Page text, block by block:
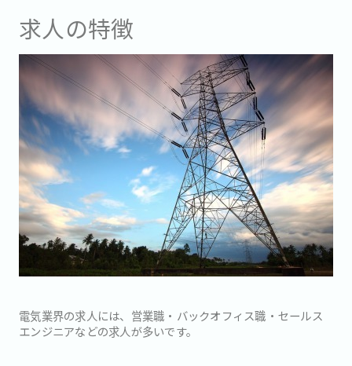
求人の特徴
電気業界の求人には、営業職・バックオフィス職・セールス
エンジニアなどの求人が多いです。